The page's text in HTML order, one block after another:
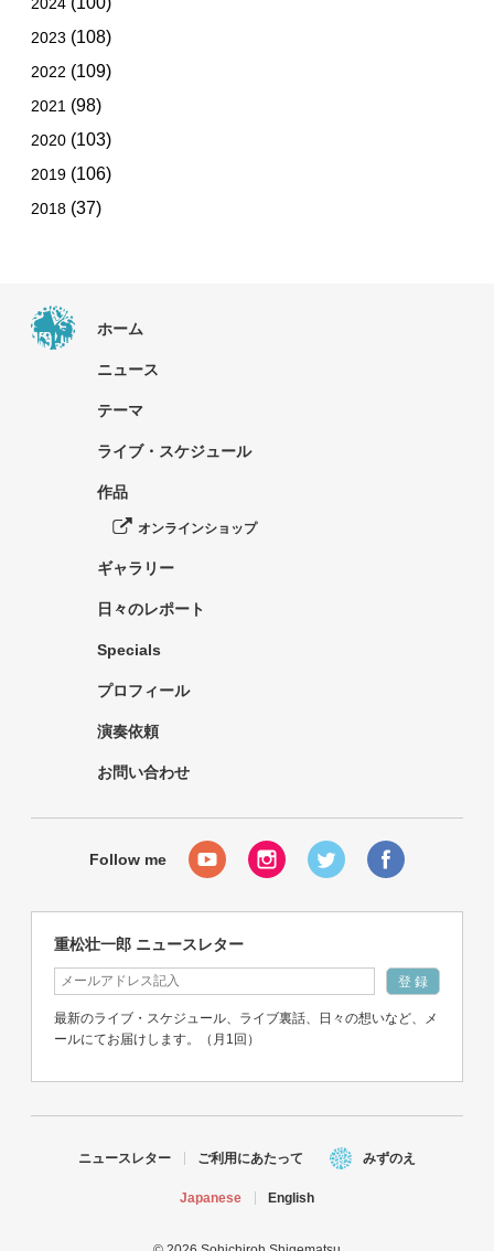
2024
2023 (108)
2022 (109)
2021 (98)
2020 (103)
2019 (106)
2018 (37)
ホーム
ニュース
テーマ
ライブ・スケジュール
作品
オンラインショップ
ギャラリー
日々のレポート
Specials
プロフィール
演奏依頼
お問い合わせ
重松壮一郎 ニュースレター
最新のライブ・スケジュール、ライブ裏話、日々の想いなど、メ
ールにてお届けします。（月1回）
ニュースレター ご利用にあたって みずのえ
Japanese English